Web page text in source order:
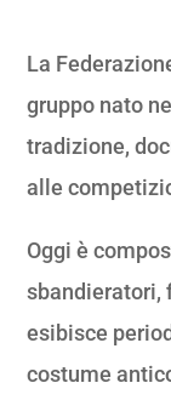
La
gruppo nato
tradizione,
alle
Oggi è
sbandieratori,
esibisce
costume